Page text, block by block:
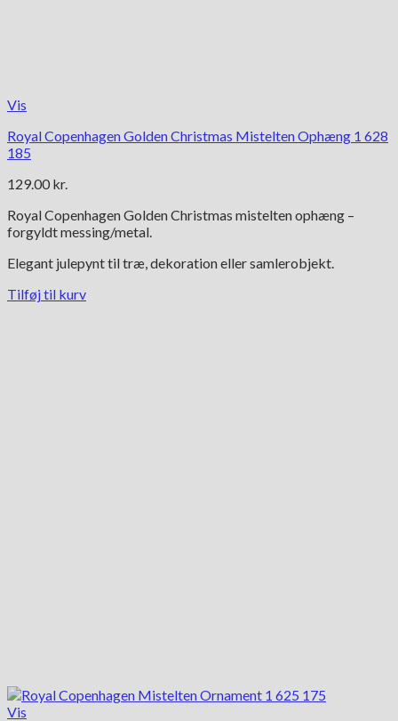
Vis
Royal Copenhagen Golden Christmas Mistelten Ophæng 1 628
185
129.00 kr.
Royal Copenhagen Golden Christmas mistelten ophæng –
forgyldt messing/metal.
Elegant julepynt til træ, dekoration eller samlerobjekt.
Tilføj til kurv
Vis